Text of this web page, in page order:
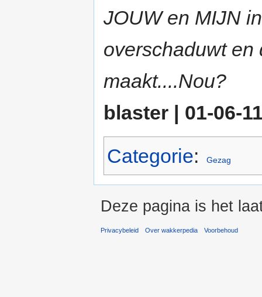
JOUW en MIJN
overschaduwt en
maakt....Nou?
blaster | 01-06-
Categorie: Gezag
Deze pagina is het
Privacybeleid Over wakkerpedia Voorbehoud